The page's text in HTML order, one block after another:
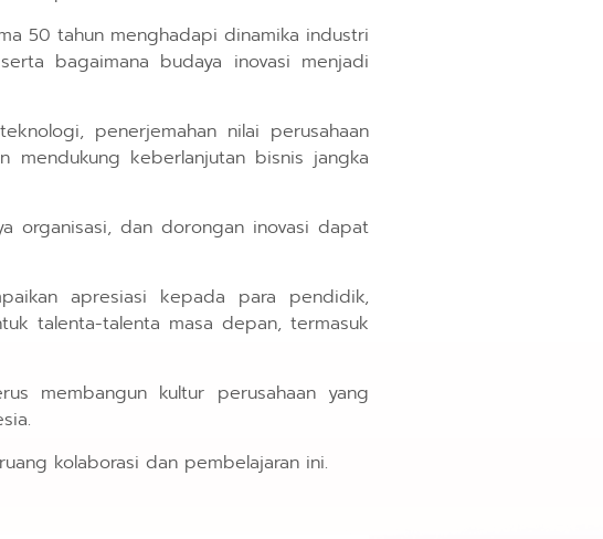
50 tahun menghadapi dinamika industri
bagaimana budaya inovasi menjadi
penerjemahan nilai perusahaan
keberlanjutan bisnis jangka
organisasi, dan dorongan inovasi dapat
apresiasi kepada para pendidik,
talenta-talenta masa depan, termasuk
membangun kultur perusahaan yang
kolaborasi dan pembelajaran ini.